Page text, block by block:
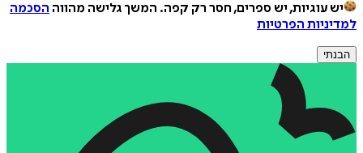
יש עוגיות, יש ספרים, חסר רק קפה. המשך גלישה מהווה הסכמה
למדיניות הפרטיות
הבנתי